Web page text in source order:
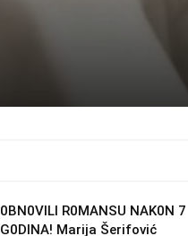
0BN0VlLl R0MANSU NAK0N 7
G0DlNA! Marija Šerifović